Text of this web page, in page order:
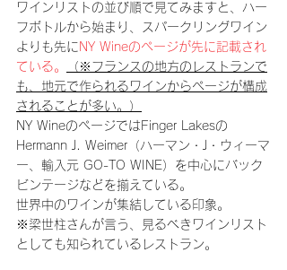
ワインリストの並び順で見てみますと、ハー
フボトルから始まり、スパークリングワイン
よりも先に NY Wineのページが先に記載され
ている。
（※フランスの地方のレストランで
も、地元で作られるワインからページが構成
されることが多い。）
NY WineのページではFinger Lakesの
Hermann J. Weimer（ハーマン・J・ウィーマ
ー、輸入元 GO-TO WINE）を中心にバック
ビンテージなどを揃えている。
世界中のワインが集結している印象。
※梁世柱さんが言う、見るべきワインリスト
としても知られているレストラン。